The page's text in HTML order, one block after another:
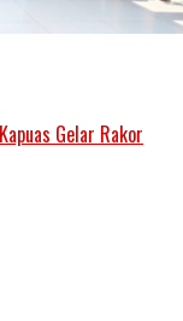
Gelar Rakor